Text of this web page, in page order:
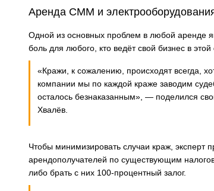
Аренда СММ и
Одной из основных проблем в любой аренде
боль для любого, кто ведёт свой бизнес в этой
«Кражи, к сожалению, происходят всегда,
компании мы по каждой краже заводим
осталось безнаказанным», — поделился
Хвалёв.
Чтобы минимизировать случаи краж, эксперт
арендополучателей по существующим
либо брать с них 100-процентный залог.